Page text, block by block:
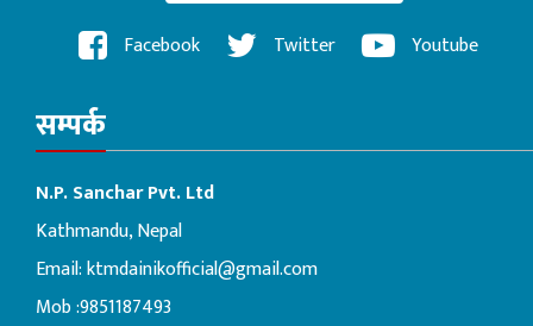
Facebook Twitter Youtube
सम्पर्क
N.P. Sanchar Pvt. Ltd
Kathmandu, Nepal
Email:ktmdainikofficial@gmail.com
Mob :9851187493